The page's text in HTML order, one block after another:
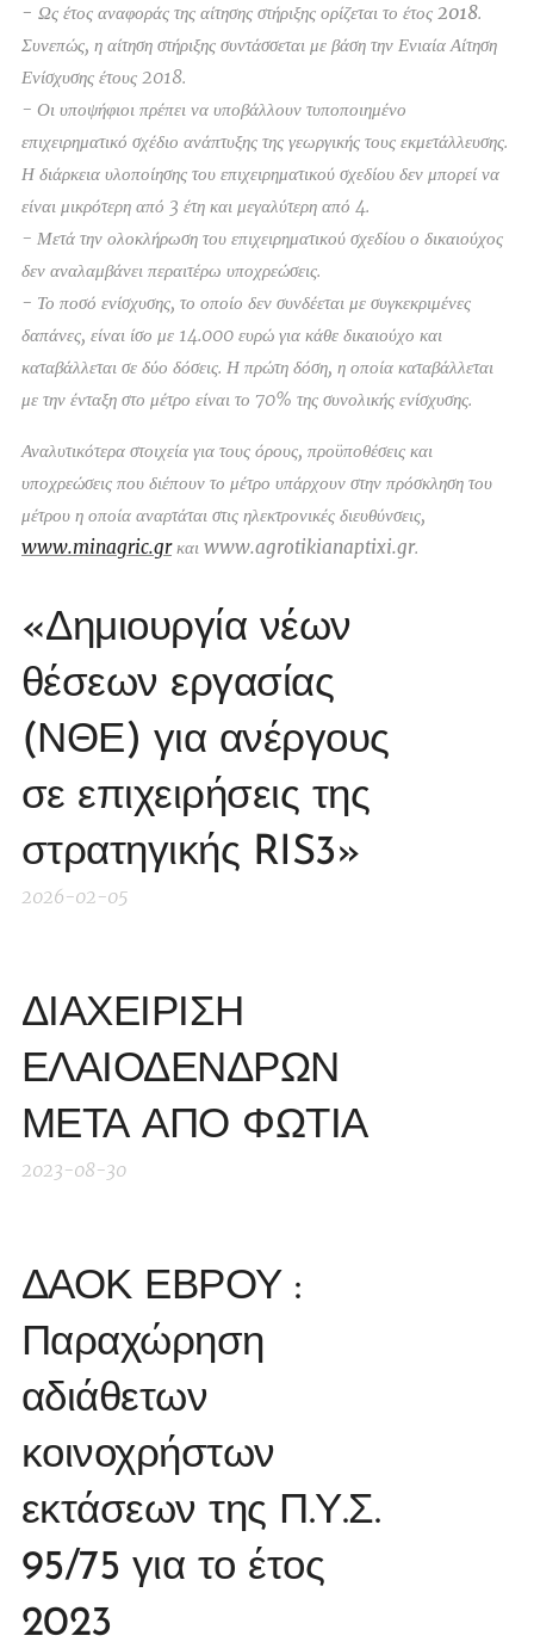
- Ως έτος αναφοράς της αίτησης στήριξης ορίζεται το έτος 2018.
Συνεπώς, η αίτηση στήριξης συντάσσεται με βάση την Ενιαία Αίτηση
Ενίσχυσης έτους 2018.
- Οι υποψήφιοι πρέπει να υποβάλλουν τυποποιημένο
επιχειρηματικό σχέδιο ανάπτυξης της γεωργικής τους εκμετάλλευσης.
Η διάρκεια υλοποίησης του επιχειρηματικού σχεδίου δεν μπορεί να
είναι μικρότερη από 3 έτη και μεγαλύτερη από 4.
- Μετά την ολοκλήρωση του επιχειρηματικού σχεδίου ο δικαιούχος
δεν αναλαμβάνει περαιτέρω υποχρεώσεις.
- Το ποσό ενίσχυσης, το οποίο δεν συνδέεται με συγκεκριμένες
δαπάνες, είναι ίσο με 14.000 ευρώ για κάθε δικαιούχο και
καταβάλλεται σε δύο δόσεις. Η πρώτη δόση, η οποία καταβάλλεται
με την ένταξη στο μέτρο είναι το 70% της συνολικής ενίσχυσης.
Αναλυτικότερα στοιχεία για τους όρους, προϋποθέσεις και
υποχρεώσεις που διέπουν το μέτρο υπάρχουν στην πρόσκληση του
μέτρου η οποία αναρτάται στις ηλεκτρονικές διευθύνσεις,
www.minagric.gr και www.agrotikianaptixi.gr.
«Δημιουργία νέων
θέσεων εργασίας
(ΝΘΕ) για ανέργους
σε επιχειρήσεις της
στρατηγικής RIS3»
2026-02-05
ΔΙΑΧΕΙΡΙΣΗ
ΕΛΑΙΟΔΕΝΔΡΩΝ
ΜΕΤΑ ΑΠΟ ΦΩΤΙΑ
2023-08-30
ΔΑΟΚ ΕΒΡΟΥ :
Παραχώρηση
αδιάθετων
κοινοχρήστων
εκτάσεων της Π.Υ.Σ.
95/75 για το έτος
2023